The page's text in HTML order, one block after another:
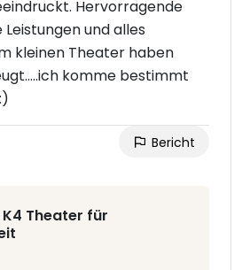
Hervorragende
und alles
kleinen Theater haben
komme bestimmt
Bericht
Theater für